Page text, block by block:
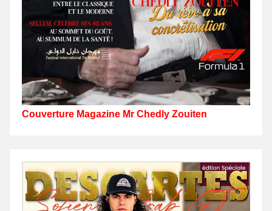
Couverture Magazine Mr Chedly Zouiten